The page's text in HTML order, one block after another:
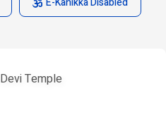
Temple